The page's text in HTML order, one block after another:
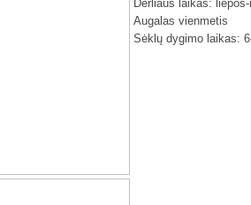
Derliaus laikas:
Augalas vienmetis
Sėklų dygimo laikas: